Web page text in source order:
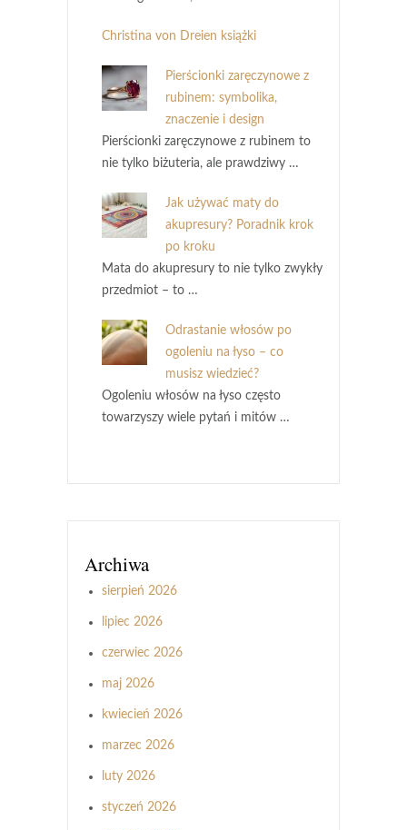
Christina von Dreien książki
Pierścionki zaręczynowe z
rubinem: symbolika,
znaczenie i design
Pierścionki zaręczynowe z rubinem to
nie tylko biżuteria, ale prawdziwy …
Jak używać maty do
akupresury? Poradnik krok
po kroku
Mata do akupresury to nie tylko zwykły
przedmiot – to …
Odrastanie włosów po
ogoleniu na łyso – co
musisz wiedzieć?
Ogoleniu włosów na łyso często
towarzyszy wiele pytań i mitów …
Archiwa
sierpień 2026
lipiec 2026
czerwiec 2026
maj 2026
kwiecień 2026
marzec 2026
luty 2026
styczeń 2026